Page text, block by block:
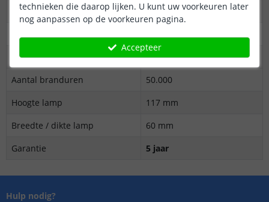
Dimbaar
Ja
Voltage
230V
Aantal branduren
50.000
Hoogte lamp
117 mm
Breedte / dikte lamp
60 mm
Garantie
5 jaar
Hulp nodig?
technieken die daarop lijken. U kunt uw voorkeuren later
nog aanpassen op de voorkeuren pagina.
Accepteer